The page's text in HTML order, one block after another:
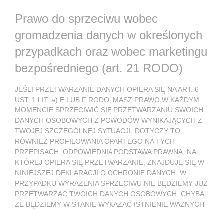
Prawo do sprzeciwu wobec
gromadzenia danych w określonych
przypadkach oraz wobec marketingu
bezpośredniego (art. 21 RODO)
JEŚLI PRZETWARZANIE DANYCH OPIERA SIĘ NA ART. 6
UST. 1 LIT. a) E LUB F RODO, MASZ PRAWO W KAŻDYM
MOMENCIE SPRZECIWIĆ SIĘ PRZETWARZANIU SWOICH
DANYCH OSOBOWYCH Z POWODÓW WYNIKAJĄCYCH Z
TWOJEJ SZCZEGÓLNEJ SYTUACJI; DOTYCZY TO
RÓWNIEŻ PROFILOWANIA OPARTEGO NA TYCH
PRZEPISACH. ODPOWIEDNIA PODSTAWA PRAWNA, NA
KTÓREJ OPIERA SIĘ PRZETWARZANIE, ZNAJDUJE SIĘ W
NINIEJSZEJ DEKLARACJI O OCHRONIE DANYCH. W
PRZYPADKU WYRAŻENIA SPRZECIWU NIE BĘDZIEMY JUŻ
PRZETWARZAĆ TWOICH DANYCH OSOBOWYCH, CHYBA
ŻE BĘDZIEMY W STANIE WYKAZAĆ ISTNIENIE WAŻNYCH